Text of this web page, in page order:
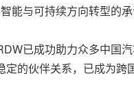
与可持续方向转型的承
已成功助力众多中国
的伙伴关系，已成为跨